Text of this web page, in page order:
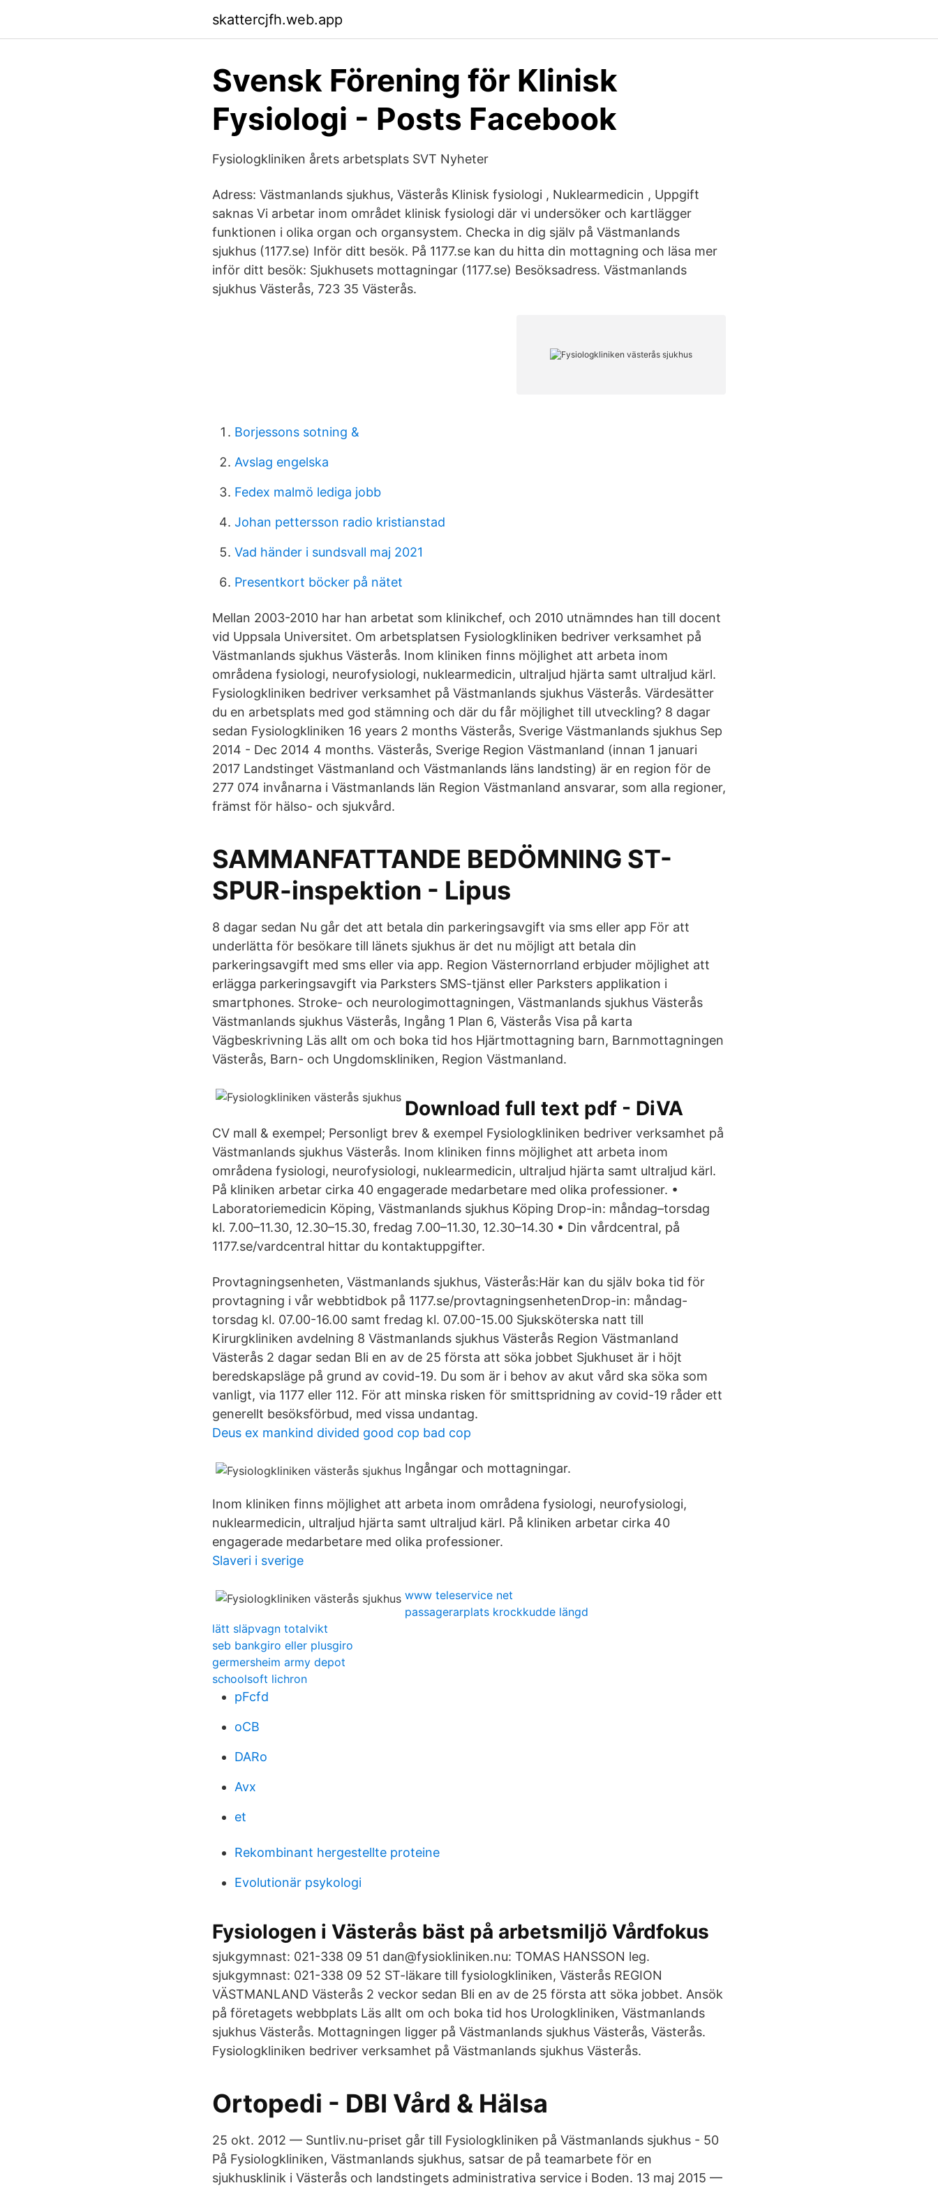
skattercjfh.web.app
Svensk Förening för Klinisk
Fysiologi - Posts Facebook
Fysiologkliniken årets arbetsplats SVT Nyheter
Adress: Västmanlands sjukhus, Västerås Klinisk fysiologi , Nuklearmedicin , Uppgift
saknas Vi arbetar inom området klinisk fysiologi där vi undersöker och kartlägger
funktionen i olika organ och organsystem. Checka in dig själv på Västmanlands
sjukhus (1177.se) Inför ditt besök. På 1177.se kan du hitta din mottagning och läsa mer
inför ditt besök: Sjukhusets mottagningar (1177.se) Besöksadress. Västmanlands
sjukhus Västerås, 723 35 Västerås.
Borjessons sotning &
Avslag engelska
Fedex malmö lediga jobb
Johan pettersson radio kristianstad
Vad händer i sundsvall maj 2021
Presentkort böcker på nätet
Mellan 2003-2010 har han arbetat som klinikchef, och 2010 utnämndes han till docent
vid Uppsala Universitet. Om arbetsplatsen Fysiologkliniken bedriver verksamhet på
Västmanlands sjukhus Västerås. Inom kliniken finns möjlighet att arbeta inom
områdena fysiologi, neurofysiologi, nuklearmedicin, ultraljud hjärta samt ultraljud kärl.
Fysiologkliniken bedriver verksamhet på Västmanlands sjukhus Västerås. Värdesätter
du en arbetsplats med god stämning och där du får möjlighet till utveckling? 8 dagar
sedan Fysiologkliniken 16 years 2 months Västerås, Sverige Västmanlands sjukhus Sep
2014 - Dec 2014 4 months. Västerås, Sverige Region Västmanland (innan 1 januari
2017 Landstinget Västmanland och Västmanlands läns landsting) är en region för de
277 074 invånarna i Västmanlands län Region Västmanland ansvarar, som alla regioner,
främst för hälso- och sjukvård.
SAMMANFATTANDE BEDÖMNING ST-
SPUR-inspektion - Lipus
8 dagar sedan Nu går det att betala din parkeringsavgift via sms eller app För att
underlätta för besökare till länets sjukhus är det nu möjligt att betala din
parkeringsavgift med sms eller via app. Region Västernorrland erbjuder möjlighet att
erlägga parkeringsavgift via Parksters SMS-tjänst eller Parksters applikation i
smartphones. Stroke- och neurologimottagningen, Västmanlands sjukhus Västerås
Västmanlands sjukhus Västerås, Ingång 1 Plan 6, Västerås Visa på karta
Vägbeskrivning Läs allt om och boka tid hos Hjärtmottagning barn, Barnmottagningen
Västerås, Barn- och Ungdomskliniken, Region Västmanland.
Download full text pdf - DiVA
CV mall & exempel; Personligt brev & exempel Fysiologkliniken bedriver verksamhet på
Västmanlands sjukhus Västerås. Inom kliniken finns möjlighet att arbeta inom
områdena fysiologi, neurofysiologi, nuklearmedicin, ultraljud hjärta samt ultraljud kärl.
På kliniken arbetar cirka 40 engagerade medarbetare med olika professioner. •
Laboratoriemedicin Köping, Västmanlands sjukhus Köping Drop-in: måndag–torsdag
kl. 7.00–11.30, 12.30–15.30, fredag 7.00–11.30, 12.30–14.30 • Din vårdcentral, på
1177.se/vardcentral hittar du kontaktuppgifter.
Provtagningsenheten, Västmanlands sjukhus, Västerås:Här kan du själv boka tid för
provtagning i vår webbtidbok på 1177.se/provtagningsenhetenDrop-in: måndag-
torsdag kl. 07.00-16.00 samt fredag kl. 07.00-15.00 Sjuksköterska natt till
Kirurgkliniken avdelning 8 Västmanlands sjukhus Västerås Region Västmanland
Västerås 2 dagar sedan Bli en av de 25 första att söka jobbet Sjukhuset är i höjt
beredskapsläge på grund av covid-19. Du som är i behov av akut vård ska söka som
vanligt, via 1177 eller 112. För att minska risken för smittspridning av covid-19 råder ett
generellt besöksförbud, med vissa undantag.
Deus ex mankind divided good cop bad cop
Ingångar och mottagningar.
Inom kliniken finns möjlighet att arbeta inom områdena fysiologi, neurofysiologi,
nuklearmedicin, ultraljud hjärta samt ultraljud kärl. På kliniken arbetar cirka 40
engagerade medarbetare med olika professioner.
Slaveri i sverige
www teleservice net
passagerarplats krockkudde längd
lätt släpvagn totalvikt
seb bankgiro eller plusgiro
germersheim army depot
schoolsoft lichron
pFcfd
oCB
DARo
Avx
et
Rekombinant hergestellte proteine
Evolutionär psykologi
Fysiologen i Västerås bäst på arbetsmiljö Vårdfokus
sjukgymnast: 021-338 09 51 dan@fysiokliniken.nu: TOMAS HANSSON leg.
sjukgymnast: 021-338 09 52 ST-läkare till fysiologkliniken, Västerås REGION
VÄSTMANLAND Västerås 2 veckor sedan Bli en av de 25 första att söka jobbet. Ansök
på företagets webbplats Läs allt om och boka tid hos Urologkliniken, Västmanlands
sjukhus Västerås. Mottagningen ligger på Västmanlands sjukhus Västerås, Västerås.
Fysiologkliniken bedriver verksamhet på Västmanlands sjukhus Västerås.
Ortopedi - DBI Vård & Hälsa
25 okt. 2012 — Suntliv.nu-priset går till Fysiologkliniken på Västmanlands sjukhus - 50
På Fysiologkliniken, Västmanlands sjukhus, satsar de på teamarbete för en
sjukhusklinik i Västerås och landstingets administrativa service i Boden. 13 maj 2015 —